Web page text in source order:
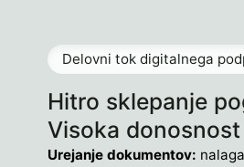
Hitro sklepanje
Visoka
Delovni tok digitalnega
Urejanje dokumentov: